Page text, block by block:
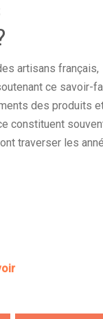
artisans français,
ce savoir-
des produits
constituent
traverser les